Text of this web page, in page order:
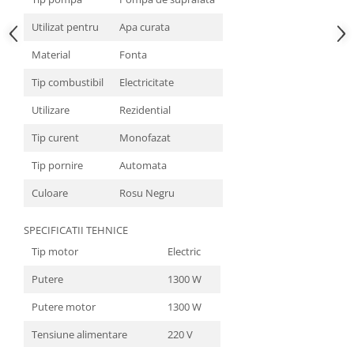
Utilizat pentru
Apa curata
Material
Fonta
Tip combustibil
Electricitate
Utilizare
Rezidential
Tip curent
Monofazat
Tip pornire
Automata
Culoare
Rosu Negru
SPECIFICATII TEHNICE
Tip motor
Electric
Putere
1300 W
Putere motor
1300 W
Tensiune alimentare
220 V